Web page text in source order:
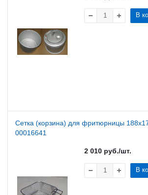
В
Сетка (корзина) для фритюрницы
00016641
2 010 руб./шт.
В